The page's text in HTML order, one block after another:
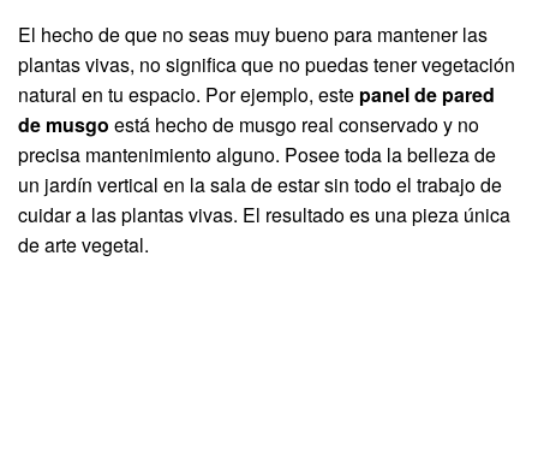
El hecho de que no seas muy bueno para mantener las
plantas vivas, no significa que no puedas tener vegetación
natural en tu espacio. Por ejemplo, este panel de pared
de musgo está hecho de musgo real conservado y no
precisa mantenimiento alguno. Posee toda la belleza de
un jardín vertical en la sala de estar sin todo el trabajo de
cuidar a las plantas vivas. El resultado es una pieza única
de arte vegetal.